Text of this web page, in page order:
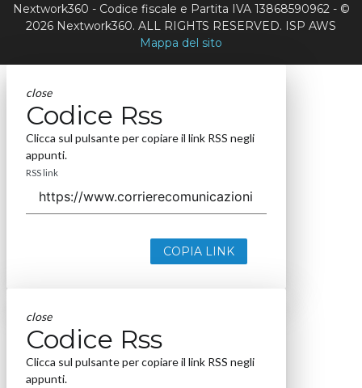
Nextwork360 - Codice fiscale e Partita IVA 13868590962 - ©
2026 Nextwork360. ALL RIGHTS RESERVED. ISP AWS
Mappa del sito
close
Codice Rss
Clicca sul pulsante per copiare il link RSS negli
appunti.
RSS link
COPIA LINK
close
Codice Rss
Clicca sul pulsante per copiare il link RSS negli
appunti.